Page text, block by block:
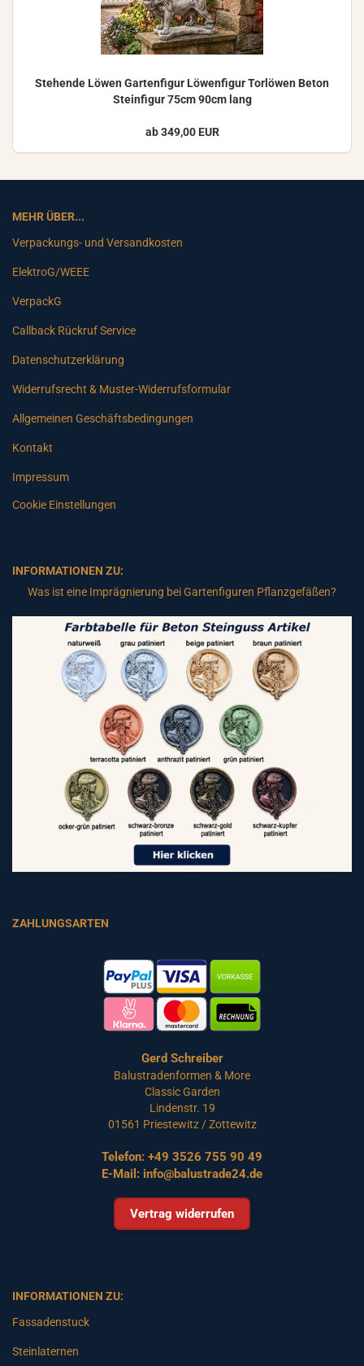
Ste­hen­de Löwen Gar­ten­fi­gur Lö­wen­fi­gur Tor­lö­wen Beton
Stein­fi­gur 75cm 90cm lang
ab 349,00 EUR
MEHR ÜBER...
Verpackungs- und Versandkosten
ElektroG/WEEE
VerpackG
Callback Rückruf Service
Datenschutzerklärung
Widerrufsrecht & Muster-Widerrufsformular
Allgemeinen Geschäftsbedingungen
Kontakt
Impressum
Cookie Einstellungen
INFORMATIONEN ZU:
Was ist eine Imprägnierung bei Gartenfiguren Pflanzgefäßen?
ZAHLUNGSARTEN
Gerd Schreiber
Balustradenformen & More
Classic Garden
Lindenstr. 19
01561 Priestewitz / Zottewitz
Telefon: +49 3526 755 90 49
E-Mail: info@balustrade24.de
Vertrag widerrufen
INFORMATIONEN ZU:
Fassadenstuck
Steinlaternen